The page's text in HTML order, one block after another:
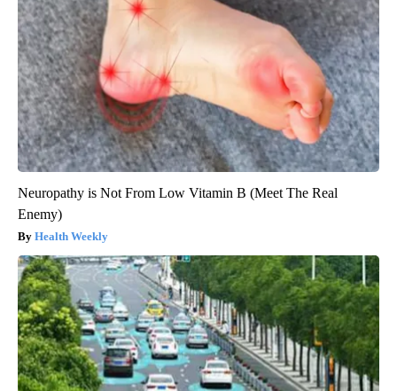
Neuropathy is Not From Low Vitamin B (Meet The Real
Enemy)
Health Weekly